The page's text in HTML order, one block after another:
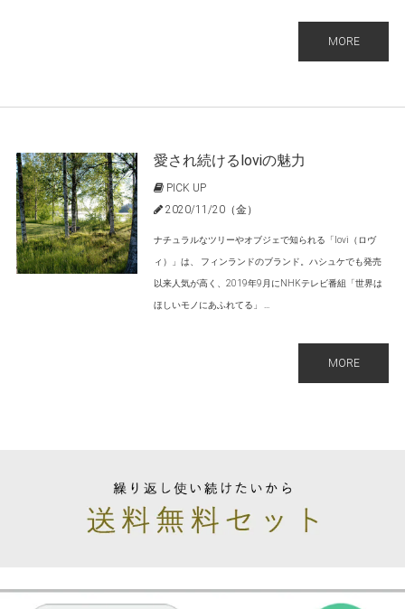
MORE
愛され続けるloviの魅力
PICK UP
2020/11/20（金）
ナチュラルなツリーやオブジェで知られる「lovi（ロヴ
ィ）」は、 フィンランドのブランド。ハシュケでも発売
以来人気が高く、2019年9月にNHKテレビ番組「世界は
ほしいモノにあふれてる」 ...
MORE